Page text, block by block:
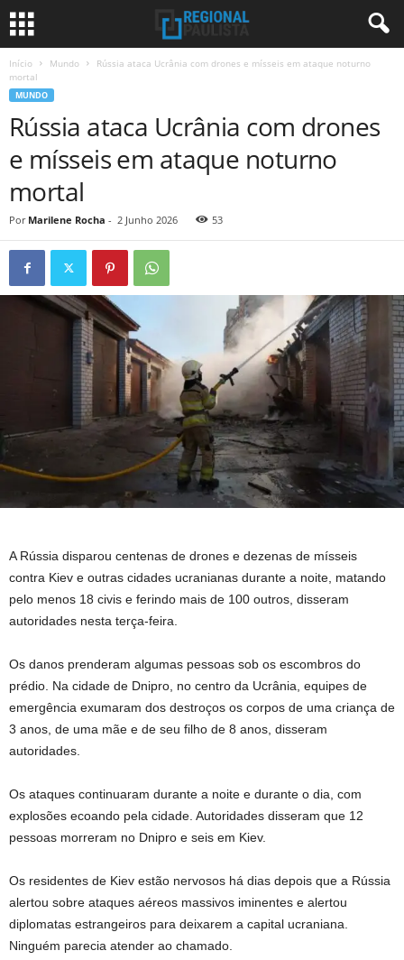
Início Mundo
Rússia ataca Ucrânia com drones e mísseis em ataque noturno
mortal
MUNDO
Rússia ataca Ucrânia com drones
e mísseis em ataque noturno
mortal
Por Marilene Rocha - 2 Junho 2026 53
A Rússia disparou centenas de drones e dezenas de mísseis
contra Kiev e outras cidades ucranianas durante a noite, matando
pelo menos 18 civis e ferindo mais de 100 outros, disseram
autoridades nesta terça-feira.
Os danos prenderam algumas pessoas sob os escombros do
prédio. Na cidade de Dnipro, no centro da Ucrânia, equipes de
emergência exumaram dos destroços os corpos de uma criança de
3 anos, de uma mãe e de seu filho de 8 anos, disseram
autoridades.
Os ataques continuaram durante a noite e durante o dia, com
explosões ecoando pela cidade. Autoridades disseram que 12
pessoas morreram no Dnipro e seis em Kiev.
Os residentes de Kiev estão nervosos há dias depois que a Rússia
alertou sobre ataques aéreos massivos iminentes e alertou
diplomatas estrangeiros para deixarem a capital ucraniana.
Ninguém parecia atender ao chamado.